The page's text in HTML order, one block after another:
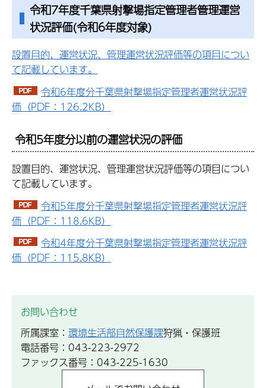
令和7年度千葉県射撃場指定管理者管理運営
状況評価(令和6年度対象)
設置目的、運営状況、管理運営状況評価等の項目につい
て記載しています。
令和6年度分千葉県射撃場指定管理者運営状況評
価（PDF：126.2KB）
令和5年度分以前の運営状況の評価
設置目的、運営状況、管理運営状況評価等の項目につい
て記載しています。
令和5年度分千葉県射撃場指定管理者運営状況評
価（PDF：118.6KB）
令和4年度分千葉県射撃場指定管理者運営状況評
価（PDF：115.8KB）
お問い合わせ
所属課室： 環境生活部自然保護課狩猟・保護班
電話番号：043-223-2972
ファックス番号：043-225-1630